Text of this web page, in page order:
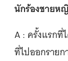
นักร้องชายห
A : ครั้งแรก
ที่ไปออกราย